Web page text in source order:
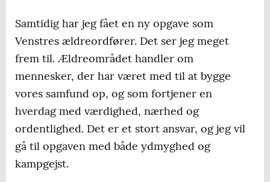
Samtidig har jeg fået en ny opgave som
Venstres ældreordfører. Det ser jeg meget
frem til. Ældreområdet handler om
mennesker, der har været med til at bygge
vores samfund op, og som fortjener en
hverdag med værdighed, nærhed og
ordentlighed. Det er et stort ansvar, og jeg vil
gå til opgaven med både ydmyghed og
kampgejst.